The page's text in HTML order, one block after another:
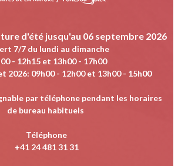
d'été jusqu'au 06 septembre 2026
7/7 du lundi au dimanche
- 12h15 et 13h00 - 17h00
2026: 09h00 - 12h00 et 13h00 - 15h00
par téléphone pendant les horaires
de bureau habituels
Téléphone
+41 24 481 31 31